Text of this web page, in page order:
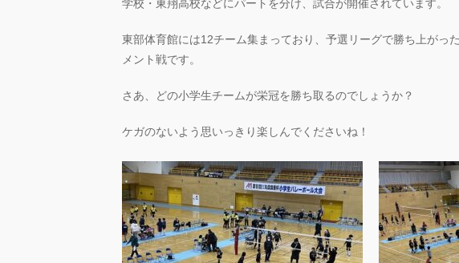
学校・東翔高校などにパートを分け、試合が開催されています。
東部体育館には12チーム集まっており、予選リーグで勝ち上がっ
メント戦です。
さあ、どの小学生チームが栄冠を勝ち取るのでしょうか？
ケガのないよう思いっきり楽しんでくださいね！